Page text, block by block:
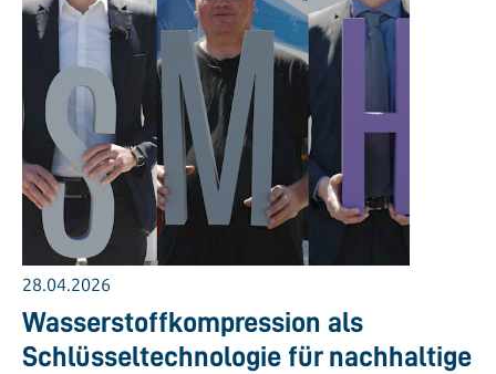
28.04.2026
Wasserstoffkompression als
Schlüsseltechnologie für nachhaltige